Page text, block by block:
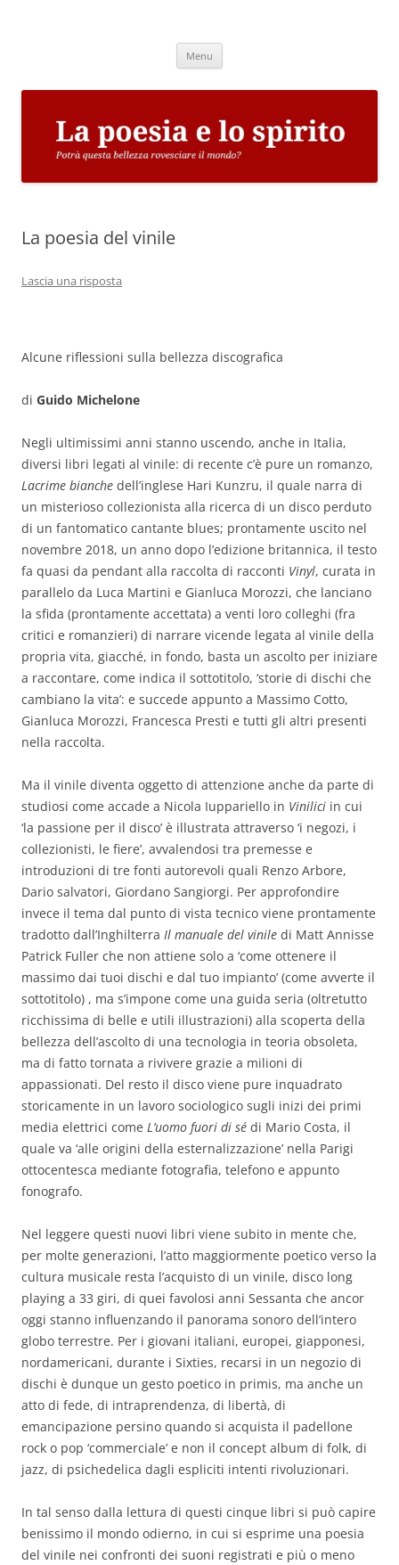
Menu
La poesia del vinile
Lascia una risposta
Alcune riflessioni sulla bellezza discografica
di Guido Michelone
Negli ultimissimi anni stanno uscendo, anche in Italia,
diversi libri legati al vinile: di recente c’è pure un romanzo,
Lacrime bianche dell’inglese Hari Kunzru, il quale narra di
un misterioso collezionista alla ricerca di un disco perduto
di un fantomatico cantante blues; prontamente uscito nel
novembre 2018, un anno dopo l’edizione britannica, il testo
fa quasi da pendant alla raccolta di racconti Vinyl, curata in
parallelo da Luca Martini e Gianluca Morozzi, che lanciano
la sfida (prontamente accettata) a venti loro colleghi (fra
critici e romanzieri) di narrare vicende legata al vinile della
propria vita, giacché, in fondo, basta un ascolto per iniziare
a raccontare, come indica il sottotitolo, ‘storie di dischi che
cambiano la vita’: e succede appunto a Massimo Cotto,
Gianluca Morozzi, Francesca Presti e tutti gli altri presenti
nella raccolta.
Ma il vinile diventa oggetto di attenzione anche da parte di
studiosi come accade a Nicola Iuppariello in Vinilici in cui
‘la passione per il disco’ è illustrata attraverso ‘i negozi, i
collezionisti, le fiere’, avvalendosi tra premesse e
introduzioni di tre fonti autorevoli quali Renzo Arbore,
Dario salvatori, Giordano Sangiorgi. Per approfondire
invece il tema dal punto di vista tecnico viene prontamente
tradotto dall’Inghilterra Il manuale del vinile di Matt Annisse
Patrick Fuller che non attiene solo a ‘come ottenere il
massimo dai tuoi dischi e dal tuo impianto’ (come avverte il
sottotitolo) , ma s’impone come una guida seria (oltretutto
ricchissima di belle e utili illustrazioni) alla scoperta della
bellezza dell’ascolto di una tecnologia in teoria obsoleta,
ma di fatto tornata a rivivere grazie a milioni di
appassionati. Del resto il disco viene pure inquadrato
storicamente in un lavoro sociologico sugli inizi dei primi
media elettrici come L’uomo fuori di sé di Mario Costa, il
quale va ‘alle origini della esternalizzazione’ nella Parigi
ottocentesca mediante fotografia, telefono e appunto
fonografo.
Nel leggere questi nuovi libri viene subito in mente che,
per molte generazioni, l’atto maggiormente poetico verso la
cultura musicale resta l’acquisto di un vinile, disco long
playing a 33 giri, di quei favolosi anni Sessanta che ancor
oggi stanno influenzando il panorama sonoro dell’intero
globo terrestre. Per i giovani italiani, europei, giapponesi,
nordamericani, durante i Sixties, recarsi in un negozio di
dischi è dunque un gesto poetico in primis, ma anche un
atto di fede, di intraprendenza, di libertà, di
emancipazione persino quando si acquista il padellone
rock o pop ‘commerciale’ e non il concept album di folk, di
jazz, di psichedelica dagli espliciti intenti rivoluzionari.
In tal senso dalla lettura di questi cinque libri si può capire
benissimo il mondo odierno, in cui si esprime una poesia
del vinile nei confronti dei suoni registrati e più o meno